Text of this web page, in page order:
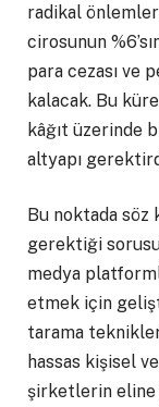
radikal önlemler
cirosunun
para cezası ve
kalacak. Bu
kâğıt üzerinde
altyapı
Bu noktada söz
gerektiği sorusu
medya
etmek için
tarama
hassas kişisel
şirketlerin eline